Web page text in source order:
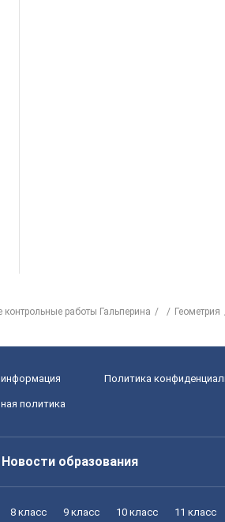
работы Гальперина
Геометрия
Политика
политика
Новости образования
8 класс 9 класс 10 класс 11 класс